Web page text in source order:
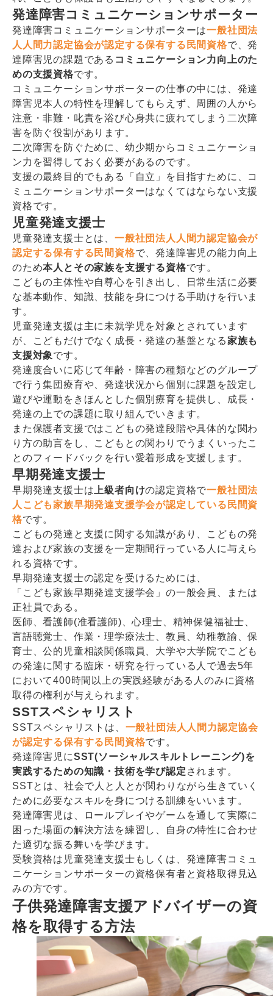
発達障害コミュニケーションサポーター
発達障害コミュニケーションサポーターは一般社団法
人人間力認定協会が認定する保有する民間資格で、発
達障害児の課題である コミュニケーション力向上のた
めの支援資格です。
コミュニケーションサポーターの仕事の中には、発達
障害児本人の特性を理解してもらえず、周囲の人から
注意・非難・叱責を浴び心身共に疲れてしまう二次障
害を防ぐ役割があります。
二次障害を防ぐために、幼少期からコミュニケーショ
ン力を習得しておく必要があるのです。
支援の最終目的でもある「自立」を目指すために、コ
ミュニケーションサポーターはなくてはならない支援
資格です。
児童発達支援士
児童発達支援士とは、 一般社団法人人間力認定協会が
認定する保有する民間資格で、発達障害児の能力向上
のため本人とその家族を支援する資格です。
こどもの主体性や自尊心を引き出し、日常生活に必要
な基本動作、知識、技能を身につける手助けを行いま
す。
児童発達支援は主に未就学児を対象とされています
が、こどもだけでなく成長・発達の基盤となる家族も
支援対象です。
発達度合いに応じて年齢・障害の種類などのグループ
で行う集団療育や、発達状況から個別に課題を設定し
遊びや運動をきほんとした個別療育を提供し、成長・
発達の上での課題に取り組んでいきます。
また保護者支援ではこどもの発達段階や具体的な関わ
り方の助言をし、こどもとの関わりでうまくいったこ
とのフィードバックを行い愛着形成を支援します。
早期発達支援士
早期発達支援士は 上級者向けの認定資格で一般社団法
人こども家族早期発達支援学会が認定している民間資
格です。
こどもの発達と支援に関する知識があり、こどもの発
達および家族の支援を一定期間行っている人に与えら
れる資格です。
早期発達支援士の認定を受けるためには、
「こども家族早期発達支援学会」の一般会員、または
正社員である。
医師、看護師(准看護師)、心理士、精神保健福祉士、
言語聴覚士、作業・理学療法士、教員、幼稚教諭、保
育士、公的児童相談関係職員、大学や大学院でこども
の発達に関する臨床・研究を行っている人で過去5年
において400時間以上の実践経験がある人のみに資格
取得の権利が与えられます。
SSTスペシャリスト
SSTスペシャリストは、 一般社団法人人間力認定協会
が認定する保有する民間資格です。
発達障害児にSST(ソーシャルスキルトレーニング)を
実践するための知識・技術を学び認定 されます。
SSTとは、社会で人と人とが関わりながら生きていく
ために必要なスキルを身につける訓練をいいます。
発達障害児は、ロールプレイやゲームを通して実際に
困った場面の解決方法を練習し、自身の特性に合わせ
た適切な振る舞いを学びます。
受験資格は児童発達支援士もしくは、発達障害コミュ
ニケーションサポーターの資格保有者と資格取得見込
みの方です。
子供発達障害支援アドバイザーの資
格を取得する方法